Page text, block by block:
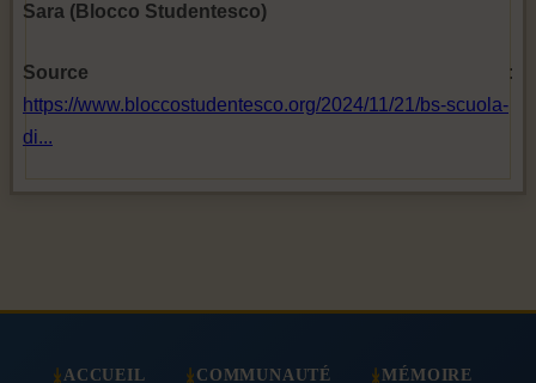
Sara (Blocco Studentesco)
Source :
https://www.bloccostudentesco.org/2024/11/21/bs-scuola-
di...
ACCUEIL COMMUNAUTÉ MÉMOIRE